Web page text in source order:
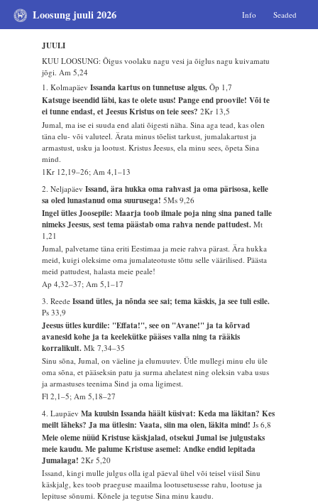
Loosung juuli 2026 Info Seaded
JUULI
KUU LOOSUNG: Õigus voolaku nagu vesi ja õiglus nagu kuivamatu
jõgi. Am 5,24
1. KolmapäevIssanda kartus on tunnetuse algus.Õp 1,7
Katsuge iseendid läbi, kas te olete usus! Pange end proovile! Või te
ei tunne endast, et Jeesus Kristus on teie sees?2Kr 13,5
Jumal, ma ise ei suuda end alati õigesti näha. Sina aga tead, kas olen
täna elu- või valuteel. Ärata minus tõelist tarkust, jumalakartust ja
armastust, usku ja lootust. Kristus Jeesus, ela minu sees, õpeta Sina
mind.
1Kr 12,19–26; Am 4,1–13
2. NeljapäevIssand, ära hukka oma rahvast ja oma pärisosa, kelle
sa oled lunastanud oma suurusega!5Ms 9,26
Ingel ütles Joosepile: Maarja toob ilmale poja ning sina paned talle
nimeks Jeesus, sest tema päästab oma rahva nende pattudest.Mt
1,21
Jumal, palvetame täna eriti Eestimaa ja meie rahva pärast. Ära hukka
meid, kuigi oleksime oma jumalateotuste tõttu selle väärilised. Päästa
meid pattudest, halasta meie peale!
Ap 4,32–37; Am 5,1–17
3. ReedeIssand ütles, ja nõnda see sai; tema käskis, ja see tuli esile.
Ps 33,9
Jeesus ütles kurdile: "Effata!", see on "Avane!" ja ta kõrvad
avanesid kohe ja ta keelekütke pääses valla ning ta rääkis
korralikult.Mk 7,34–35
Sinu sõna, Jumal, on väeline ja elumuutev. Ütle mullegi minu elu üle
oma sõna, et pääseksin patu ja surma ahelatest ning oleksin vaba usus
ja armastuses teenima Sind ja oma ligimest.
Fl 2,1–5; Am 5,18–27
4. LaupäevMa kuulsin Issanda häält küsivat: Keda ma läkitan? Kes
meilt läheks? Ja ma ütlesin: Vaata, siin ma olen, läkita mind!Js 6,8
Meie oleme nüüd Kristuse käskjalad, otsekui Jumal ise julgustaks
meie kaudu. Me palume Kristuse asemel: Andke endid lepitada
Jumalaga!2Kr 5,20
Issand, kingi mulle julgus olla igal päeval ühel või teisel viisil Sinu
käskjalg, kes toob praeguse maailma lootusetusesse rahu, lootuse ja
lepituse sõnumi. Kõnele ja tegutse Sina minu kaudu.